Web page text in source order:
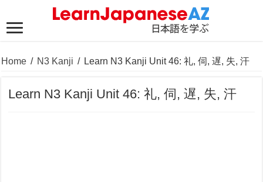
Home / N3 Kanji / Learn N3 Kanji Unit 46: 礼, 伺, 遅, 失, 汗
Learn N3 Kanji Unit 46: 礼, 伺, 遅, 失, 汗